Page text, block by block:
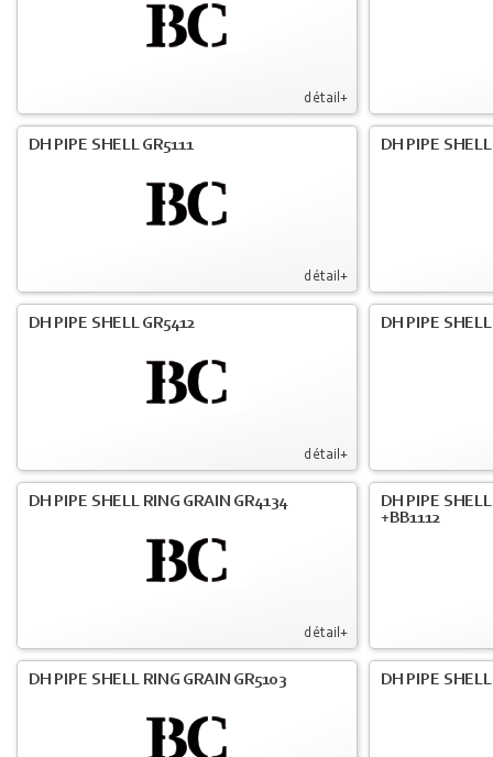
détail+
détail+
DH PIPE SHELL GR5111 DH PIPE SHELL
détail+
DH PIPE SHELL GR5412 DH PIPE
détail+
DH PIPE SHELL RING GRAIN GR4134
DH PIPE
+BB1112
DH PIPE SHELL RING GRAIN GR5103 DH PIPE